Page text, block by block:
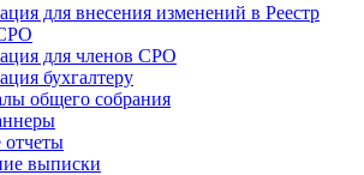
для внесения изменений в Реестр
для членов СРО
бухгалтеру
общего собрания
отчеты
выписки